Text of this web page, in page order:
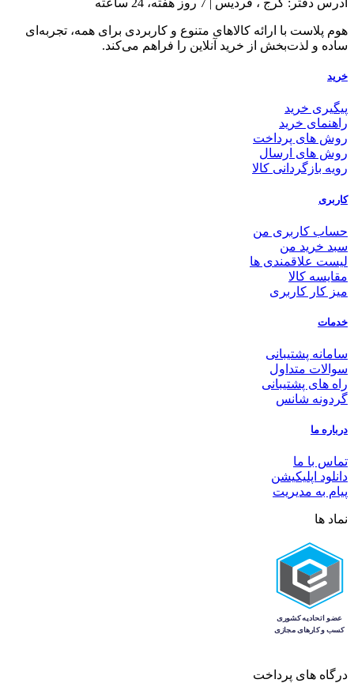
آدرس دفتر: کرج ، فردیس | 7 روز هفته، 24 ساعته
هوم پلاست با ارائه کالاهای متنوع و کاربردی برای همه، تجربه‌ای
ساده و لذت‌بخش از خرید آنلاین را فراهم می‌کند.
خرید
پیگیری خرید
راهنمای خرید
روش های پرداخت
روش های ارسال
رویه بازگردانی کالا
کاربری
حساب کاربری من
سبد خرید من
لیست علاقمندی ها
مقایسه کالا
میز کار کاربری
خدمات
سامانه پشتیبانی
سوالات متداول
راه های پشتیبانی
گردونه شانس
درباره ما
تماس با ما
دانلود اپلیکیشن
پیام به مدیریت
نماد ها
درگاه های پرداخت